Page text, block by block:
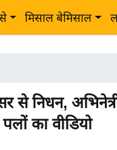
मिसाल बेमिसाल
से निधन,
का वीडियो